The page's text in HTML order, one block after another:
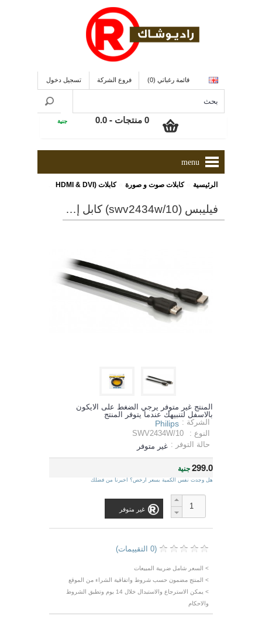
قائمة رغباتي (0) فروع الشركة تسجيل دخول
0 منتجات - 0.0 جنية
menu
الرئيسية »كابلات صوت و صورة »كابلات (HDMI & DVI)
فيليبس (swv2434w/10) كابل إتش دى إم أى مزود بخاصية توصيل الإنترنت ذو طول 5 متر
المنتج غير متوفر يرجي الضغط على الايكون
بالاسفل لتنبيهك عندما يتوفر المنتج
الشركة : Philips
النوع :
SWV2434W/10
حالة التوفر : غير متوفر
299.0جنية
هل وجدت نفس الكمية بسعر ارخص؟ اخبرنا من فضلك
غير متوفر
(0 التقييمات)
> السعر شامل ضريبة المبيعات
> المنتج مضمون حسب شروط واتفاقية الشراء من الموقع
> يمكن الاسترجاع والاستبدال خلال 14 يوم وتطبق الشروط
والاحكام